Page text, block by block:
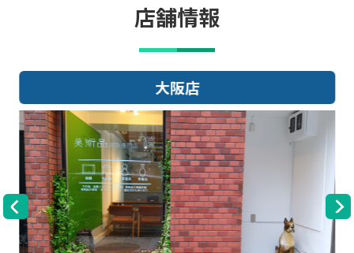
店舗情報
大阪店